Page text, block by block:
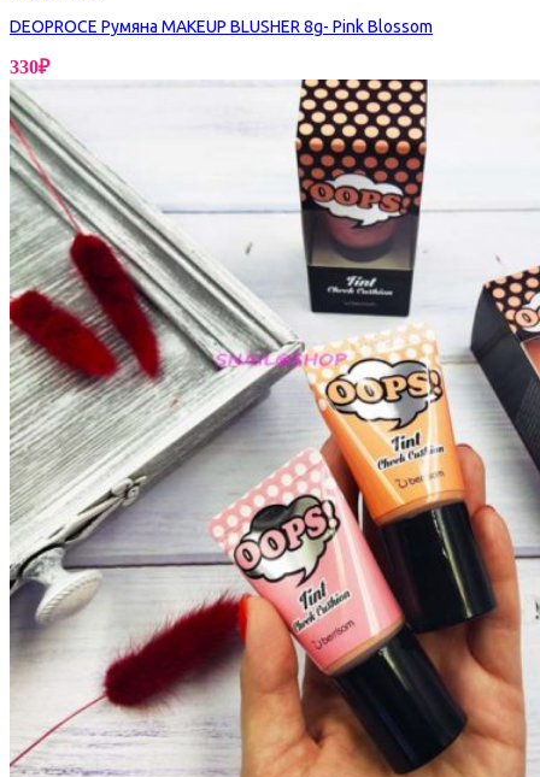
DEOPROCE Румяна MAKEUP BLUSHER 8g- Pink Blossom
330₽